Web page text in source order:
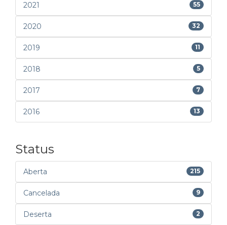
2021 55
2020 32
2019 11
2018 5
2017 7
2016 13
Status
Aberta 215
Cancelada 9
Deserta 2